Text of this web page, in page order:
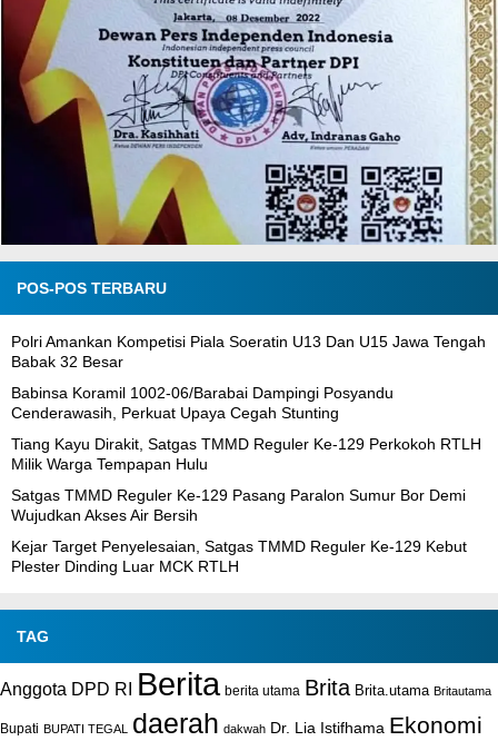
POS-POS TERBARU
Polri Amankan Kompetisi Piala Soeratin U13 Dan U15 Jawa Tengah
Babak 32 Besar
Babinsa Koramil 1002-06/Barabai Dampingi Posyandu
Cenderawasih, Perkuat Upaya Cegah Stunting
Tiang Kayu Dirakit, Satgas TMMD Reguler Ke-129 Perkokoh RTLH
Milik Warga Tempapan Hulu
Satgas TMMD Reguler Ke-129 Pasang Paralon Sumur Bor Demi
Wujudkan Akses Air Bersih
Kejar Target Penyelesaian, Satgas TMMD Reguler Ke-129 Kebut
Plester Dinding Luar MCK RTLH
TAG
Anggota DPD RI Berita berita utama Brita Brita.utama Britautama
Bupati BUPATI TEGAL daerah dakwah Dr. Lia Istifhama Ekonomi